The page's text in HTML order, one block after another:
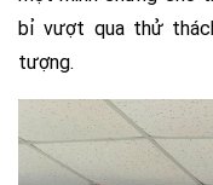
bỉ vượt qua thử
tượng.